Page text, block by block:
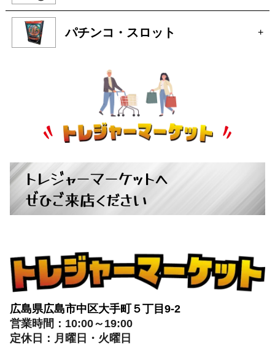
パチンコ・スロット +
トレジャーマーケットへ
ぜひご来店ください
広島県広島市中区大手町５丁目9-2
営業時間：10:00～19:00
定休日：月曜日・火曜日